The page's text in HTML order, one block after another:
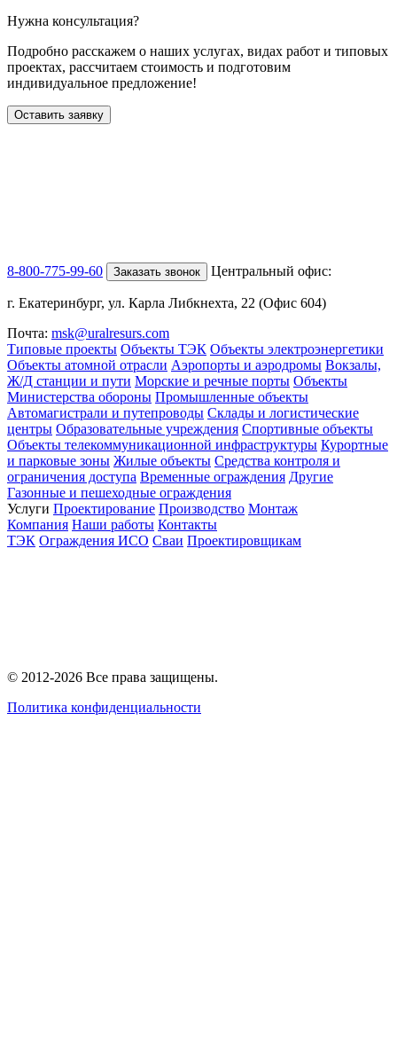
Нужна консультация?
Подробно расскажем о наших услугах, видах работ и типовых
проектах, рассчитаем стоимость и подготовим
индивидуальное предложение!
Оставить заявку
8-800-775-99-60 Заказать звонок Центральный офис:
г. Екатеринбург, ул. Карла Либкнехта, 22 (Офис 604)
Почта: msk@uralresurs.com
Типовые проекты Объекты ТЭК Объекты электроэнергетики
Объекты атомной отрасли Аэропорты и аэродромы Вокзалы,
Ж/Д станции и пути Морские и речные порты Объекты
Министерства обороны Промышленные объекты
Автомагистрали и путепроводы Склады и логистические
центры Образовательные учреждения Спортивные объекты
Объекты телекоммуникационной инфраструктуры Курортные
и парковые зоны Жилые объекты Средства контроля и
ограничения доступа Временные ограждения Другие
Газонные и пешеходные ограждения
Услуги Проектирование Производство Монтаж
Компания Наши работы Контакты
ТЭК Ограждения ИСО Сваи Проектировщикам
© 2012-2026 Все права защищены.
Политика конфиденциальности